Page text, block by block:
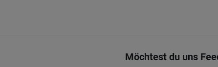
Möchtest du uns